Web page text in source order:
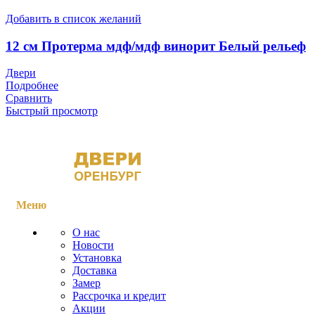
Добавить в список желаний
12 см Протерма мдф/мдф винорит Белый рельеф
Двери
Подробнее
Сравнить
Быстрый просмотр
Меню
О нас
Новости
Установка
Доставка
Замер
Рассрочка и кредит
Акции